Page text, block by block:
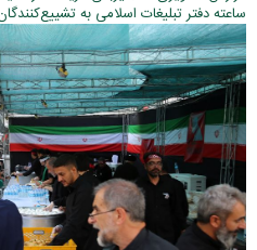
ساعته دفتر تبلیغات اسلامی به